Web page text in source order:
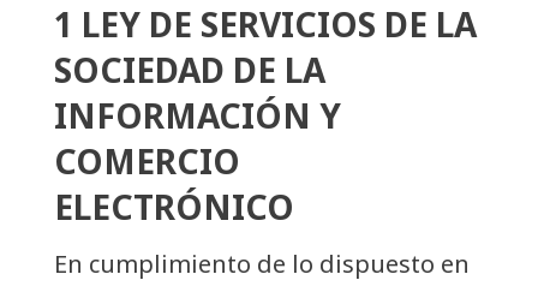
1 LEY DE SERVICIOS DE LA
SOCIEDAD DE LA
INFORMACIÓN Y
COMERCIO
ELECTRÓNICO
En cumplimiento de lo dispuesto en